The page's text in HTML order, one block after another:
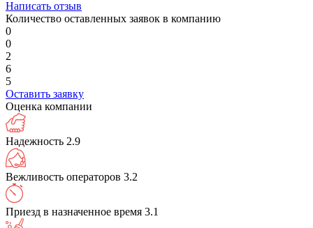
Написать отзыв
Количество оставленных заявок в компанию
0
0
2
6
5
Оставить заявку
Оценка компании
Надежность 2.9
Вежливость операторов 3.2
Приезд в назначенное время 3.1